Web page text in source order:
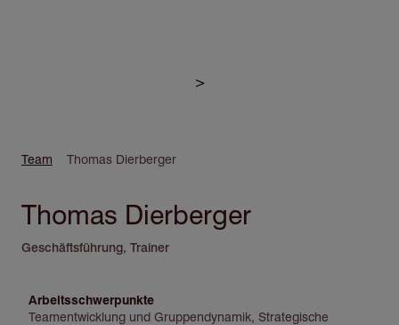
>
Pfadnavigation
Team Thomas Dierberger
Thomas Dierberger
Geschäftsführung, Trainer
Arbeitsschwerpunkte
Teamentwicklung und Gruppendynamik, Strategische